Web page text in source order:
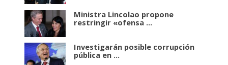
Ministra Lincolao propone
restringir «ofensa ...
Investigarán posible corrupción
pública en ...